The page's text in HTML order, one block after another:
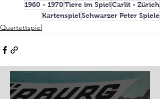
1960 - 1970Tiere im SpielCarlit - Zürich
KartenspielSchwarzer Peter Spiele
Quartettspiel